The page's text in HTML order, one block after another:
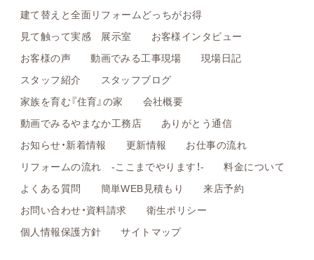
建て替えと全面リフォームどっちがお得
見て触って実感 展示室
お客様インタビュー
お客様の声
動画でみる工事現場
現場日記
スタッフ紹介
スタッフブログ
家族を育む『住育』の家
会社概要
動画でみるやまなか工務店
ありがとう通信
お知らせ・新着情報
更新情報
お仕事の流れ
リフォームの流れ -ここまでやります！-
料金について
よくある質問
簡単WEB見積もり
来店予約
お問い合わせ・資料請求
衛生ポリシー
個人情報保護方針
サイトマップ